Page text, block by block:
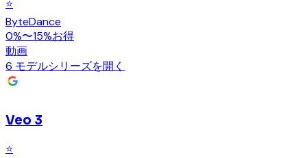
⭐
ByteDance
0%〜15%お得
動画
6 モデルシリーズを開く
Veo 3
⭐